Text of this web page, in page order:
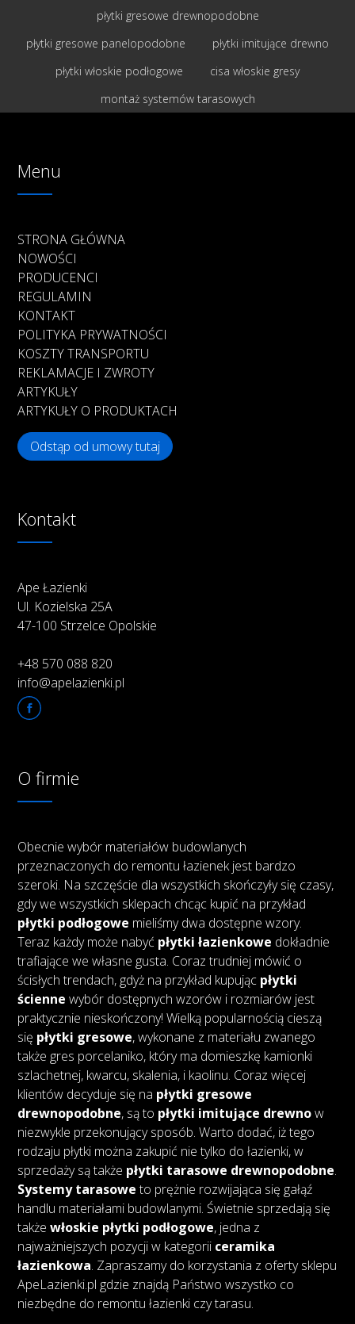
płytki gresowe drewnopodobne
płytki gresowe panelopodobne
płytki imitujące drewno
płytki włoskie podłogowe
cisa włoskie gresy
montaż systemów tarasowych
Menu
STRONA GŁÓWNA
NOWOŚCI
PRODUCENCI
REGULAMIN
KONTAKT
POLITYKA PRYWATNOŚCI
KOSZTY TRANSPORTU
REKLAMACJE I ZWROTY
ARTYKUŁY
ARTYKUŁY O PRODUKTACH
Odstąp od umowy tutaj
Kontakt
Ape Łazienki
Ul. Kozielska 25A
47-100 Strzelce Opolskie
+48 570 088 820
info@apelazienki.pl
O firmie
Obecnie wybór materiałów budowlanych
przeznaczonych do remontu łazienek jest bardzo
szeroki. Na szczęście dla wszystkich skończyły się czasy,
gdy we wszystkich sklepach chcąc kupić na przykład
płytki podłogowe mieliśmy dwa dostępne wzory.
Teraz każdy może nabyć płytki łazienkowe dokładnie
trafiające we własne gusta. Coraz trudniej mówić o
ścisłych trendach, gdyż na przykład kupując płytki
ścienne wybór dostępnych wzorów i rozmiarów jest
praktycznie nieskończony! Wielką popularnością cieszą
się płytki gresowe, wykonane z materiału zwanego
także gres porcelaniko, który ma domieszkę kamionki
szlachetnej, kwarcu, skalenia, i kaolinu. Coraz więcej
klientów decyduje się na płytki gresowe
drewnopodobne, są to płytki imitujące drewnow
niezwykle przekonujący sposób. Warto dodać, iż tego
rodzaju płytki można zakupić nie tylko do łazienki, w
sprzedaży są także płytki tarasowe drewnopodobne.
Systemy tarasoweto prężnie rozwijająca się gałąź
handlu materiałami budowlanymi. Świetnie sprzedają się
takżewłoskie płytki podłogowe, jedna z
najważniejszych pozycji w kategorii ceramika
łazienkowa. Zapraszamy do korzystania z oferty sklepu
ApeLazienki.pl gdzie znajdą Państwo wszystko co
niezbędne do remontu łazienki czy tarasu.